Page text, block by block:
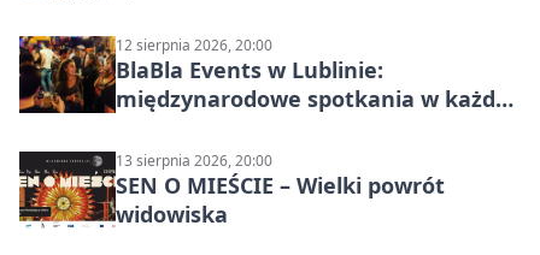
12 sierpnia 2026, 20:00
BlaBla Events w Lublinie:
międzynarodowe spotkania w każdą
13 sierpnia 2026, 20:00
SEN O MIEŚCIE – Wielki powrót
widowiska